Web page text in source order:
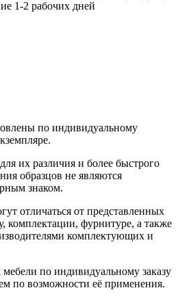
1-2 рабочих дней
по индивидуальному
их различия и более быстрого
образцов не являются
знаком.
отличаться от представленных
комплектации, фурнитуре, а также
комплектующих и
по индивидуальному заказу
по возможности её применения.